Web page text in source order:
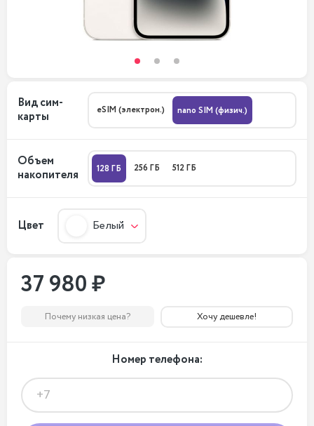
Вид сим-
карты
eSIM (электрон.) nano SIM (физич.)
Объем
накопителя
128 ГБ 256 ГБ 512 ГБ
Цвет Белый
37 980 ₽
Почему низкая цена? Хочу дешевле!
Номер телефона: